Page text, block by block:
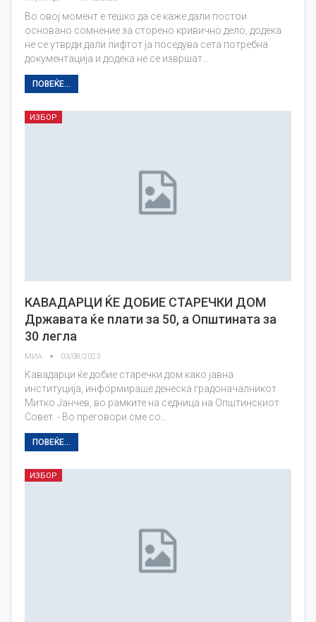
Во овој момент е тешко да се каже дали постои
основано сомнение за сторено кривично дело, додека
не се утврди дали лифтот ја поседува сета потребна
документација и додека не се извршат…
ПОВЕЌЕ...
ИЗБОР
КАВАДАРЦИ ЌЕ ДОБИЕ СТАРЕЧКИ ДОМ
Државата ќе плати за 50, а Општината за
30 легла
МИА 03/08/2023
Кавадарци ќе добие старечки дом како јавна
институција, информираше денеска градоначалникот
Митко Јанчев, во рамките на седница на Општинскиот
Совет. - Во преговори сме со…
ПОВЕЌЕ...
ИЗБОР